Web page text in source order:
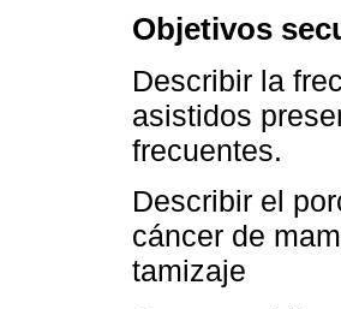
Objetivos
Describir la
asistidos
frecuentes.
Describir el
cáncer de
tamizaje